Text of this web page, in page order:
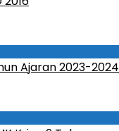
Ajaran 2023-2024